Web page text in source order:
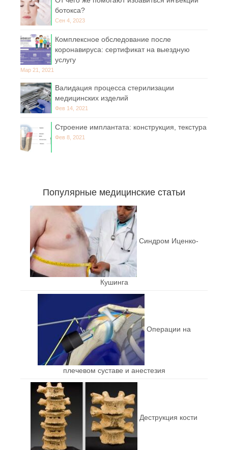
ботокса?
Сен 4, 2023
Комплексное обследование после
коронавируса: сертификат на выездную
услугу
Мар 21, 2021
Валидация процесса стерилизации
медицинских изделий
Фев 14, 2021
Строение имплантата: конструкция, текстура
Фев 8, 2021
Популярные медицинские статьи
Синдром Иценко-
Кушинга
Операции на
плечевом суставе и анестезия
Деструкция кости